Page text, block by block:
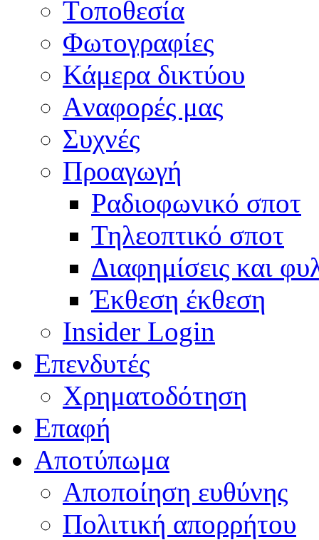
Tοποθεσία
Φωτογραφίες
Κάμερα δικτύου
Aναφορές μας
Συχνές
Προαγωγή
Ραδιοφωνικό σποτ
Τηλεοπτικό σποτ
Διαφημίσεις και
Έκθεση έκθεση
Insider Login
Επενδυτές
Χρηματοδότηση
Eπαφή
Αποτύπωμα
Αποποίηση ευθύνης
Πολιτική απορρήτου